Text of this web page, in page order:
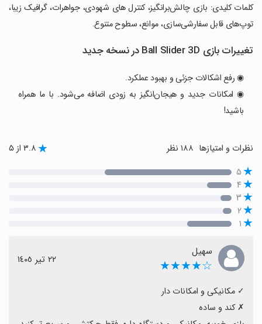
‏کلمات کلیدی: بازی چالش‌برانگیز، کنترل‌ های شهودی، جواهرات، گرافیک زیبا،
توپ‌های قابل سفارشی‌سازی، موانع، سطوح متنوع.
تغییرات بازی Ball Slider 3D در نسخه جدید
◉ رفع اشکالات جزئی و بهبود عملکرد.
◉ امکانات جدید و هیجان‌انگیز به زودی اضافه می‌شود. با ما همراه
باشید!
نظرات و امتیازها ۳.۸ از ۵
۵
۴
۳
۲
۱
سهیل
☆★★★★ ٢٢ تیر ١٤٠٥